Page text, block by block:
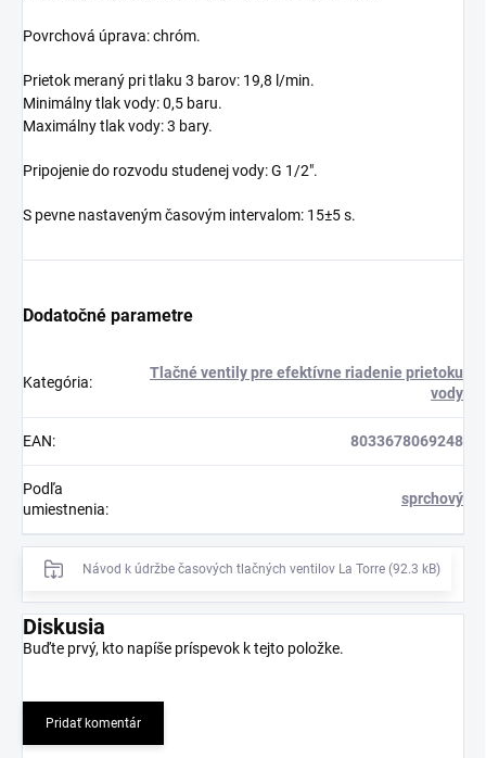
Povrchová úprava: chróm.
Prietok meraný pri tlaku 3 barov: 19,8 l/min.
Minimálny tlak vody: 0,5 baru.
Maximálny tlak vody: 3 bary.
Pripojenie do rozvodu studenej vody: G 1/2".
S pevne nastaveným časovým intervalom: 15±5 s.
Dodatočné parametre
Kategória:
Tlačné ventily pre efektívne riadenie prietoku
vody
EAN: 8033678069248
Podľa
umiestnenia:
sprchový
Návod k údržbe časových tlačných ventilov La Torre (92.3 kB)
Diskusia
Buďte prvý, kto napíše príspevok k tejto položke.
Pridať komentár